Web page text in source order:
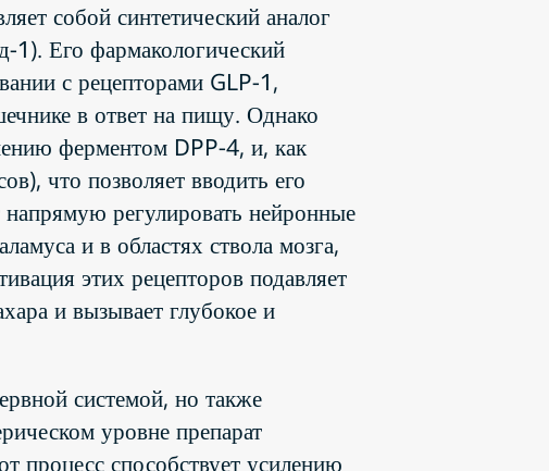
собой синтетический аналог
1). Его фармакологический
с рецепторами GLP-1,
в ответ на пищу. Однако
ферментом DPP-4, и, как
что позволяет вводить его
регулировать нейронные
и в областях ствола мозга,
этих рецепторов подавляет
и вызывает глубокое и
системой, но также
уровне препарат
процесс способствует усилению